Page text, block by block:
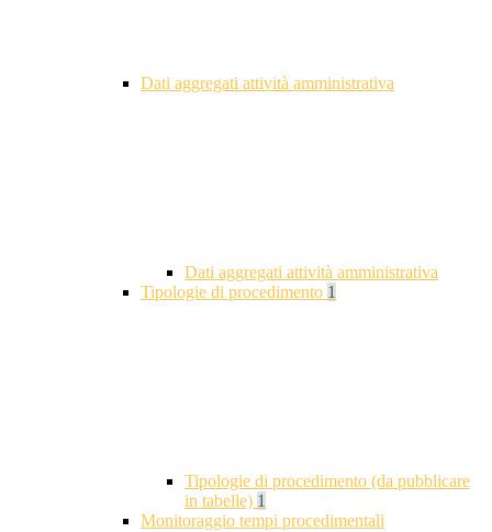
Dati aggregati attività amministrativa
Dati aggregati attività amministrativa
Tipologie di procedimento 1
Tipologie di procedimento (da pubblicare
in tabelle) 1
Monitoraggio tempi procedimentali